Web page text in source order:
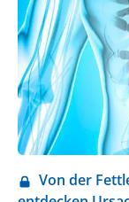
bislang zu
können. Die
vorgesehenen
weiterhin eine
Von der